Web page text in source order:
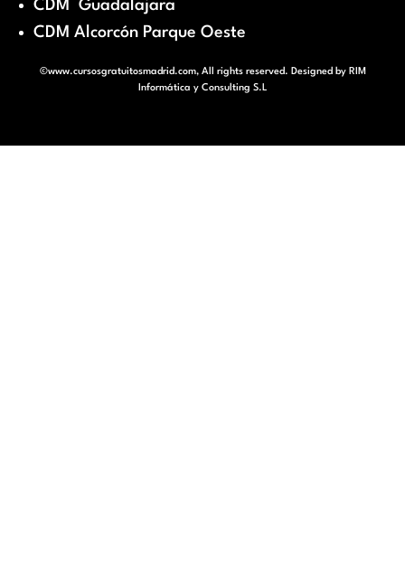
CDM Guadalajara
CDM Alcorcón Parque Oeste
©www.cursosgratuitosmadrid.com, All rights reserved. Designed by RIM
Informática y Consulting S.L